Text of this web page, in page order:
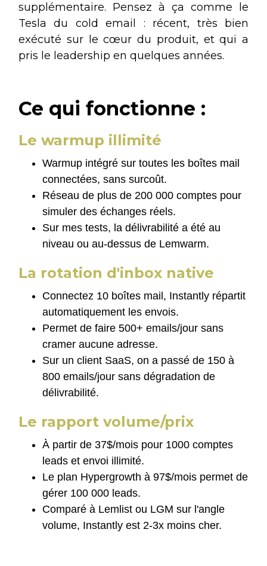
supplémentaire. Pensez à ça comme le
Tesla du cold email : récent, très bien
exécuté sur le cœur du produit, et qui a
pris le leadership en quelques années.
Ce qui fonctionne :
Le warmup illimité
Warmup intégré sur toutes les boîtes mail
connectées, sans surcoût.
Réseau de plus de 200 000 comptes pour
simuler des échanges réels.
Sur mes tests, la délivrabilité a été au
niveau ou au-dessus de Lemwarm.
La rotation d'inbox native
Connectez 10 boîtes mail, Instantly répartit
automatiquement les envois.
Permet de faire 500+ emails/jour sans
cramer aucune adresse.
Sur un client SaaS, on a passé de 150 à
800 emails/jour sans dégradation de
délivrabilité.
Le rapport volume/prix
À partir de 37$/mois pour 1000 comptes
leads et envoi illimité.
Le plan Hypergrowth à 97$/mois permet de
gérer 100 000 leads.
Comparé à Lemlist ou LGM sur l'angle
volume, Instantly est 2-3x moins cher.